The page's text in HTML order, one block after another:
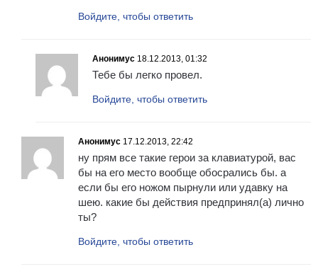
Войдите, чтобы ответить
Анонимус 18.12.2013, 01:32
Тебе бы легко провел.
Войдите, чтобы ответить
Анонимус 17.12.2013, 22:42
ну прям все такие герои за клавиатурой, вас
бы на его место вообще обосрались бы. а
если бы его ножом пырнули или удавку на
шею. какие бы действия предпринял(а) лично
ты?
Войдите, чтобы ответить